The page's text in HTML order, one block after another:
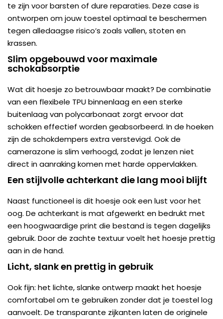
te zijn voor barsten of dure reparaties. Deze case is
ontworpen om jouw toestel optimaal te beschermen
tegen alledaagse risico’s zoals vallen, stoten en
krassen.
Slim opgebouwd voor maximale
schokabsorptie
Wat dit hoesje zo betrouwbaar maakt? De combinatie
van een flexibele TPU binnenlaag en een sterke
buitenlaag van polycarbonaat zorgt ervoor dat
schokken effectief worden geabsorbeerd. In de hoeken
zijn de schokdempers extra verstevigd. Ook de
camerazone is slim verhoogd, zodat je lenzen niet
direct in aanraking komen met harde oppervlakken.
Een stijlvolle achterkant die lang mooi blijft
Naast functioneel is dit hoesje ook een lust voor het
oog. De achterkant is mat afgewerkt en bedrukt met
een hoogwaardige print die bestand is tegen dagelijks
gebruik. Door de zachte textuur voelt het hoesje prettig
aan in de hand.
Licht, slank en prettig in gebruik
Ook fijn: het lichte, slanke ontwerp maakt het hoesje
comfortabel om te gebruiken zonder dat je toestel log
aanvoelt. De transparante zijkanten laten de originele